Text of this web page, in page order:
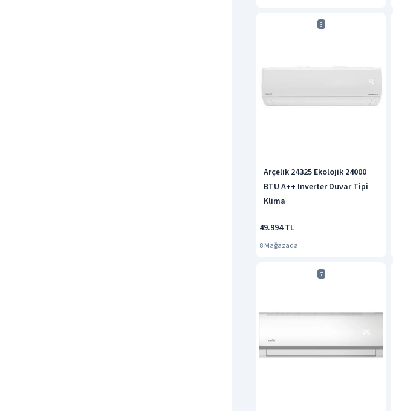
3
Arçelik 24325 Ekolojik 24000
BTU A++ Inverter Duvar Tipi
Klima
49.994 TL
8 Mağazada
7